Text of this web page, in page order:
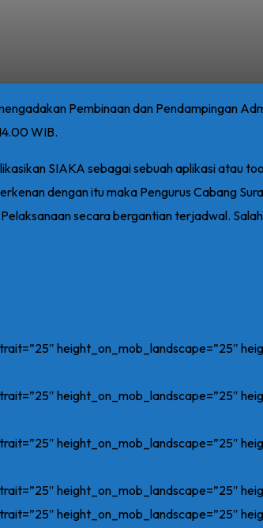
Pembinaan dan Pendampingan
WIB.
SIAKA sebagai sebuah aplikasi atau
dengan itu maka Pengurus Cabang
secara bergantian terjadwal.
height_on_mob_landscape=”25″
height_on_mob_landscape=”25″
height_on_mob_landscape=”25″
height_on_mob_landscape=”25″
height_on_mob_landscape=”25″